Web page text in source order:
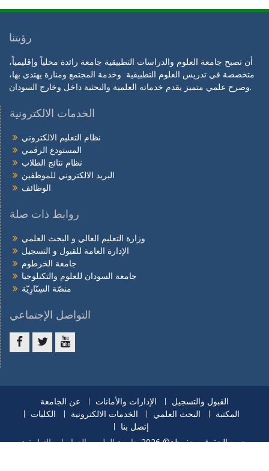
رؤيتنا
أن تصبح جامعة العلوم والدراسات التطبيقية جامعة رائدة محلياً وإقليمياً،
متخصصة في تدريس العلوم التطبيقية وخدمة المجتمع ومنارة يهتدى بها،
وصرح علمي متميز يقدم خدماته العلمية والبحثية داخل وخارج السودان.
الخدمات الالكترونية
نظام التعليم الالكتروني
المستودع الرقمي
نظام نتائج الطلاب
البريد الالكتروني للموظفين
الوظائف
روابط ذات صلة
وزارة التعليم العالي و البحث العلمي
الإدارة العامة للقبول و التسجيل
جامعة الخرطوم
جامعة السودان للعلوم والتكنلوجيا
منصّة السِنّارِيّة
التواصل الإجتماعي
عن الجامعة الإدارات والأمانات
القبول والتسجيل
الكليات
الخدمات الالكترونية البحث العلمي
المكتبة
إتصل بنا
جميع الحقوق محفوظة© 2026
جامعة العلوم والدراسات التطبيقية
.